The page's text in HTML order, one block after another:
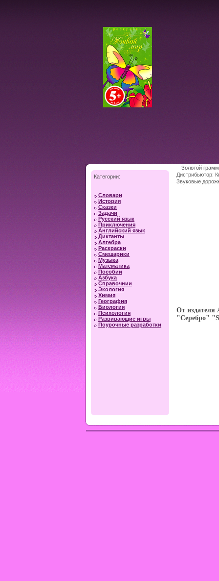
Категории:
Словари
История
Сказки
Задачи
Русский язык
Приключения
Английский язык
Диктанты
Алгебра
Раскраски
Смешарики
Музыка
Математика
Пособии
Азбука
Справочнии
Экология
Химия
География
Биология
Психология
Развивающие игры
Поурочные разработки
Золотой
Дистрибьютор:
Звуковые
От издателя
"Серебро"